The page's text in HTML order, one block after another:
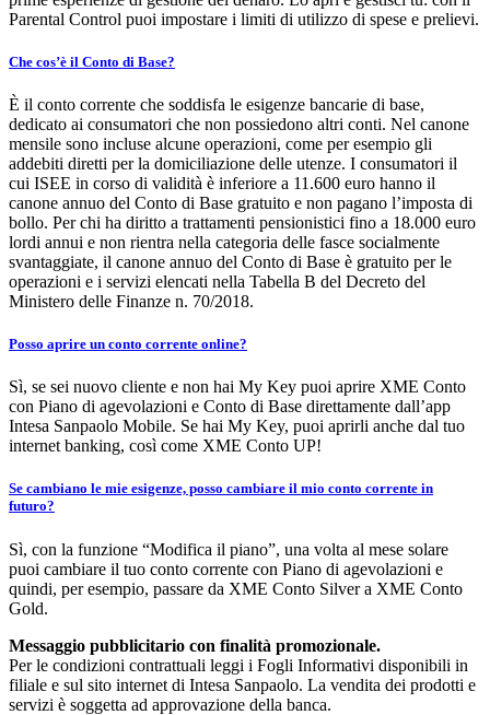
Parental Control puoi impostare i limiti di utilizzo di spese e prelievi.
Che cos’è il Conto di Base?
È il conto corrente che soddisfa le esigenze bancarie di base,
dedicato ai consumatori che non possiedono altri conti. Nel canone
mensile sono incluse alcune operazioni, come per esempio gli
addebiti diretti per la domiciliazione delle utenze. I consumatori il
cui ISEE in corso di validità è inferiore a 11.600 euro hanno il
canone annuo del Conto di Base gratuito e non pagano l’imposta di
bollo. Per chi ha diritto a trattamenti pensionistici fino a 18.000 euro
lordi annui e non rientra nella categoria delle fasce socialmente
svantaggiate, il canone annuo del Conto di Base è gratuito per le
operazioni e i servizi elencati nella Tabella B del Decreto del
Ministero delle Finanze n. 70/2018.
Posso aprire un conto corrente online?
Sì, se sei nuovo cliente e non hai My Key puoi aprire XME Conto
con Piano di agevolazioni e Conto di Base direttamente dall’app
Intesa Sanpaolo Mobile. Se hai My Key, puoi aprirli anche dal tuo
internet banking, così come XME Conto UP!
Se cambiano le mie esigenze, posso cambiare il mio conto corrente in
futuro?
Sì, con la funzione “Modifica il piano”, una volta al mese solare
puoi cambiare il tuo conto corrente con Piano di agevolazioni e
quindi, per esempio, passare da XME Conto Silver a XME Conto
Gold.
Messaggio pubblicitario con finalità promozionale.​
Per le condizioni contrattuali leggi i Fogli Informativi disponibili in
filiale e sul sito internet di Intesa Sanpaolo.​ La vendita dei prodotti e
servizi è soggetta ad approvazione della banca.